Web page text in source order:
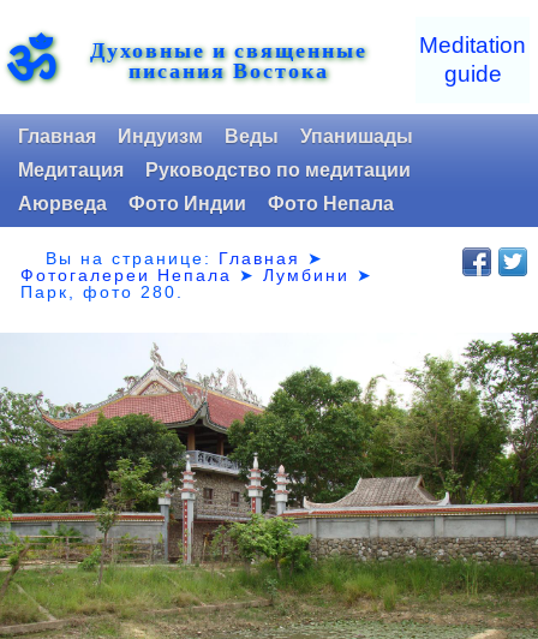
ॐ Духовные и священные
писания Востока
Meditation
guide
Главная Индуизм Веды
Упанишады
Медитация
Руководство по медитации
Аюрведа
Фото Индии Фото Непала
Вы на странице: Главная
➤
Фотогалереи Непала
➤Лумбини
➤
Парк,фото 280.